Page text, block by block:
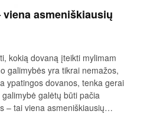
asmeniškiausių
kokią dovaną įteikti mylimam
galimybės yra tikrai nemažos,
ypatingos dovanos, tenka gerai
galėtų būti pačia
– tai viena asmeniškiausių…